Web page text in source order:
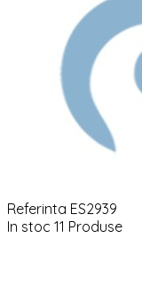
Referinta ES2939
In stoc 11 Produse